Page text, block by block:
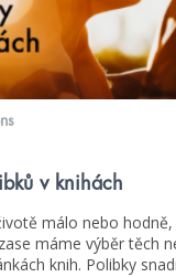
v knihách
málo nebo
máme výběr těch
knih. Polibky